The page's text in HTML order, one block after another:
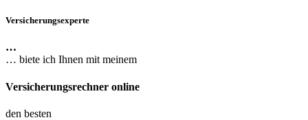
Versicherungsexperte
…
… biete ich Ihnen mit meinem
Versicherungsrechner online
den besten